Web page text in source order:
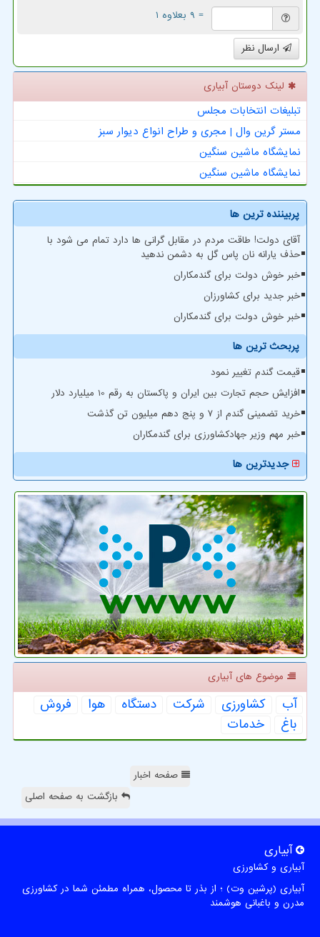
= ۹ بعلاوه ۱
ارسال نظر
لینک دوستان آبیاری
تبلیغات انتخابات مجلس
مستر گرین وال | مجری و طراح انواع دیوار سبز
نمایشگاه ماشین سنگین
نمایشگاه ماشین سنگین
پربیننده ترین ها
آقای دولت! طاقت مردم در مقابل گرانی ها دارد تمام می شود با
حذف یارانه نان پاس گل به دشمن ندهید
خبر خوش دولت برای گندمکاران
خبر جدید برای کشاورزان
خبر خوش دولت برای گندمکاران
پربحث ترین ها
قیمت گندم تغییر نمود
افزایش حجم تجارت بین ایران و پاکستان به رقم 10 میلیارد دلار
خرید تضمینی گندم از ۷ و پنج دهم میلیون تن گذشت
خبر مهم وزیر جهادکشاورزی برای گندمکاران
جدیدترین ها
موضوع های آبیاری
آب كشاورزی شركت دستگاه هوا
فروش
باغ
خدمات
صفحه اخبار
بازگشت به صفحه اصلی
آبیاری
آبیاری و کشاورزی
آبیاری (پرشین وت) ؛ از بذر تا محصول، همراه مطمئن شما در کشاورزی
مدرن و باغبانی هوشمند